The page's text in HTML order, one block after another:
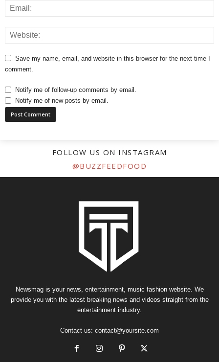
Save my name, email, and website in this browser for the next time I
comment.
Notify me of follow-up comments by email.
Notify me of new posts by email.
FOLLOW US ON INSTAGRAM
@BUZZFEEDFOOD
Newsmag is your news, entertainment, music fashion website. We
provide you with the latest breaking news and videos straight from the
entertainment industry.
Contact us: contact@yoursite.com